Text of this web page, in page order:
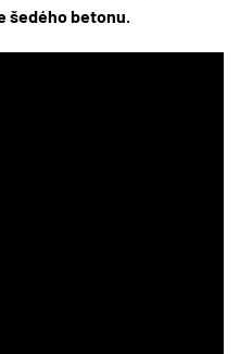
šedého betonu.